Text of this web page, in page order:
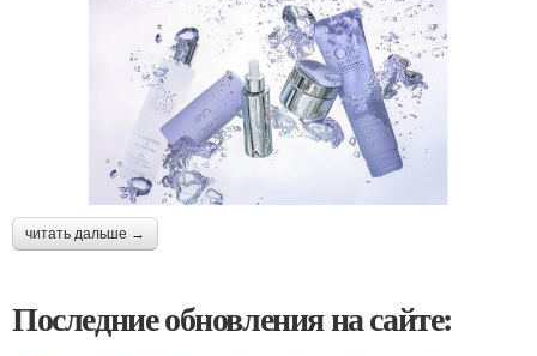
читать дальше →
Последние обновления на сайте: